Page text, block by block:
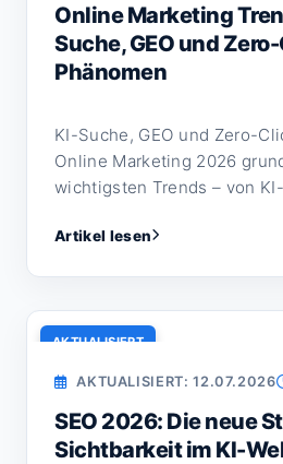
Online Marketing
Suche, GEO und
Phänomen
KI-Suche, GEO und Zero-
Online Marketing 2026
wichtigsten Trends – von
Artikel lesen
AKTUALISIERT
AKTUALISIERT: 12.07.2026
SEO 2026: Die neue
Sichtbarkeit im KI-